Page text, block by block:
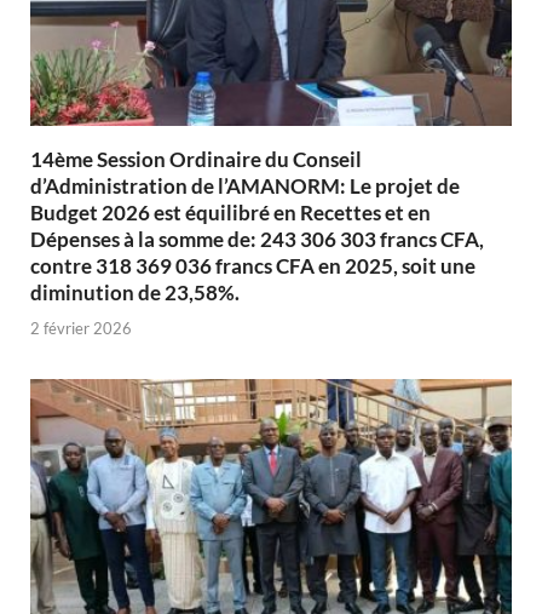
14ème Session Ordinaire du Conseil
d’Administration de l’AMANORM: Le projet de
Budget 2026 est équilibré en Recettes et en
Dépenses à la somme de: 243 306 303 francs CFA,
contre 318 369 036 francs CFA en 2025, soit une
diminution de 23,58%.
2 février 2026